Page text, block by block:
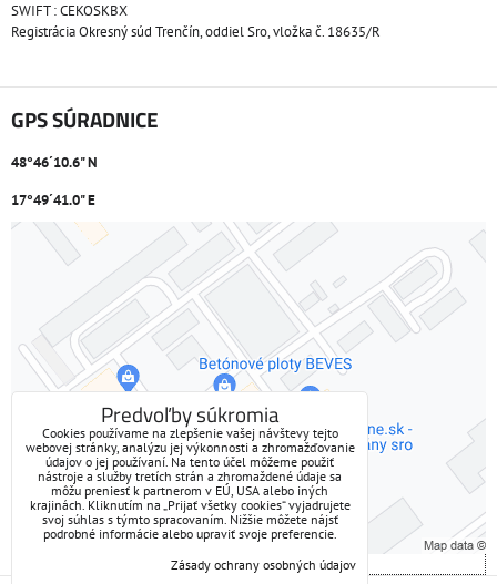
SWIFT : CEKOSKBX
Registrácia Okresný súd Trenčín, oddiel Sro, vložka č. 18635/R
GPS SÚRADNICE
48°46´10.6" N
17°49´41.0" E
Externý obsah je blokovaný Voľbami súkromia
Prajete si načítať externý obsah?
Povoliť tentokrát
Povoliť a zapamätať - súhlas s druhom cookie: Funkčné
Otvoriť obsah v novom okne
Predvoľby súkromia
Cookies používame na zlepšenie vašej návštevy tejto
webovej stránky, analýzu jej výkonnosti a zhromažďovanie
údajov o jej používaní. Na tento účel môžeme použiť
nástroje a služby tretích strán a zhromaždené údaje sa
môžu preniesť k partnerom v EÚ, USA alebo iných
krajinách. Kliknutím na „Prijať všetky cookies“ vyjadrujete
svoj súhlas s týmto spracovaním. Nižšie môžete nájsť
podrobné informácie alebo upraviť svoje preferencie.
Zásady ochrany osobných údajov